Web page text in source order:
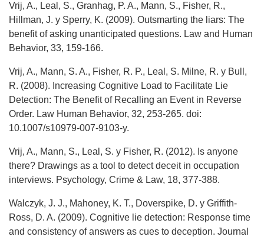
Vrij, A., Leal, S., Granhag, P. A., Mann, S., Fisher, R.,
Hillman, J. y Sperry, K. (2009). Outsmarting the liars: The
benefit of asking unanticipated questions. Law and Human
Behavior, 33, 159-166.
Vrij, A., Mann, S. A., Fisher, R. P., Leal, S. Milne, R. y Bull,
R. (2008). Increasing Cognitive Load to Facilitate Lie
Detection: The Benefit of Recalling an Event in Reverse
Order. Law Human Behavior, 32, 253-265. doi:
10.1007/s10979-007-9103-y.
Vrij, A., Mann, S., Leal, S. y Fisher, R. (2012). Is anyone
there? Drawings as a tool to detect deceit in occupation
interviews. Psychology, Crime & Law, 18, 377-388.
Walczyk, J. J., Mahoney, K. T., Doverspike, D. y Griffith-
Ross, D. A. (2009). Cognitive lie detection: Response time
and consistency of answers as cues to deception. Journal